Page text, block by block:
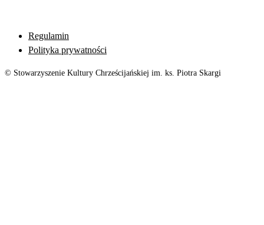
Regulamin
Polityka prywatności
© Stowarzyszenie Kultury Chrześcijańskiej im. ks. Piotra Skargi